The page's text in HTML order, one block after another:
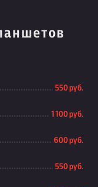
550 руб.
1 100 руб.
600 руб.
550 руб.